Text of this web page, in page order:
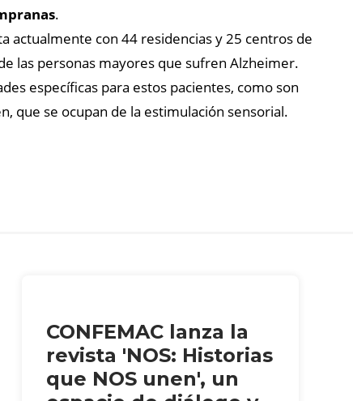
.
actualmente con 44 residencias y 25 centros de
las personas mayores que sufren Alzheimer.
específicas para estos pacientes, como son
que se ocupan de la estimulación sensorial.
CONFEMAC lanza la
revista 'NOS: Historias
que NOS unen', un